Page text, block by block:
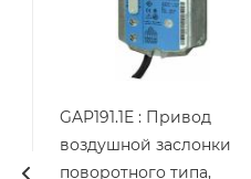
GAP191.1E : Привод
воздушной заслонки
поворотного типа,